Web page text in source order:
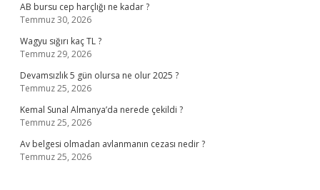
AB bursu cep harçlığı ne kadar ?
Temmuz 30, 2026
Wagyu sığırı kaç TL ?
Temmuz 29, 2026
Devamsızlık 5 gün olursa ne olur 2025 ?
Temmuz 25, 2026
Kemal Sunal Almanya’da nerede çekildi ?
Temmuz 25, 2026
Av belgesi olmadan avlanmanın cezası nedir ?
Temmuz 25, 2026